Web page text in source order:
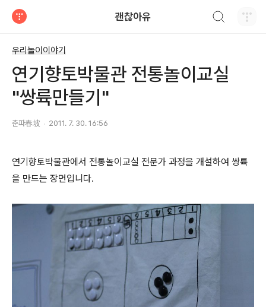
괜찮아유
우리놀이이야기
연기향토박물관 전통놀이교실
"쌍륙만들기"
춘파春坡 2011. 7. 30. 16:56
연기향토박물관에서 전통놀이교실 전문가 과정을 개설하여 쌍륙
을 만드는 장면입니다.